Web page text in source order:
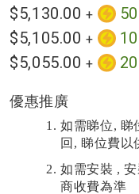
$5,130.00 +
$5,105.00 +
$5,055.00 +
優惠推廣
如需睇位, 睇
回 , 睇位費以
如需安裝 ,
商收費為準